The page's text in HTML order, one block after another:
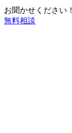
お聞かせください！
無料相談